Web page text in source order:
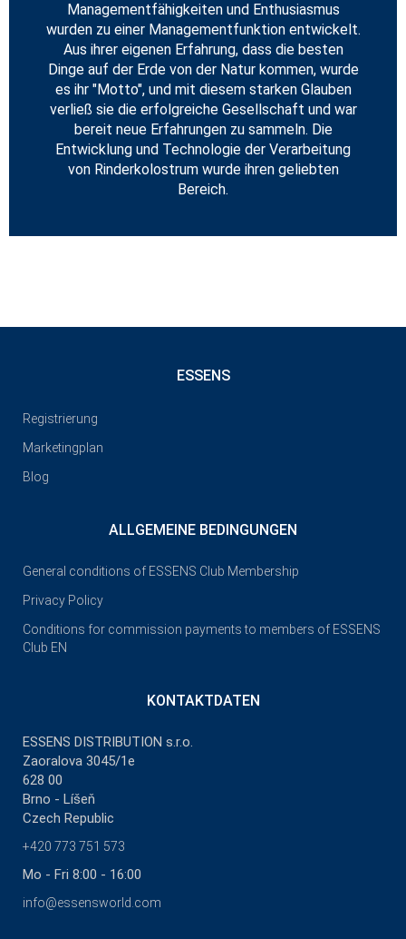
Managementfähigkeiten und Enthusiasmus
wurden zu einer Managementfunktion entwickelt.
Aus ihrer eigenen Erfahrung, dass die besten
Dinge auf der Erde von der Natur kommen, wurde
es ihr "Motto", und mit diesem starken Glauben
verließ sie die erfolgreiche Gesellschaft und war
bereit neue Erfahrungen zu sammeln. Die
Entwicklung und Technologie der Verarbeitung
von Rinderkolostrum wurde ihren geliebten
Bereich.
ESSENS
Registrierung
Marketingplan
Blog
ALLGEMEINE BEDINGUNGEN
General conditions of ESSENS Club Membership
Privacy Policy
Conditions for commission payments to members of ESSENS
Club EN
KONTAKTDATEN
ESSENS DISTRIBUTION s.r.o.
Zaoralova 3045/1e
628 00
Brno - Líšeň
Czech Republic
+420 773 751 573
Mo - Fri 8:00 - 16:00
info@essensworld.com